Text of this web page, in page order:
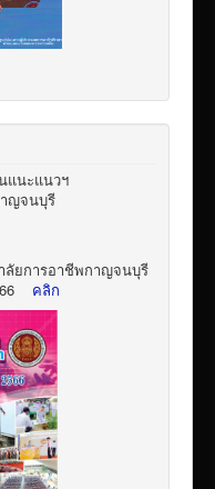
แนะแนวฯ
ญจนบุรี
ลัยการอาชีพกาญจนบุรี
คลิก